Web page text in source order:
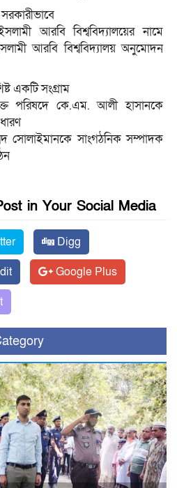
আরবি বিশ্ববিদ্যালয়ের নামে
আরবি বিশ্ববিদ্যালয় অনুমোদন
একটি সংগ্রাম
পরিষদে কে.এম. আলী হাসানকে
সোলাইমানকে সাংগঠনিক সম্পাদক
in Your Social Media
Digg
Google Plus